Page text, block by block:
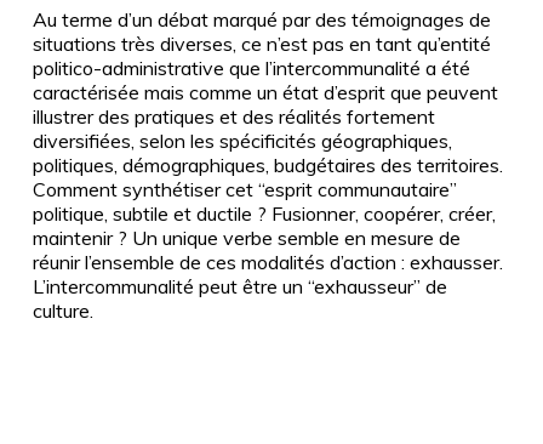
Au terme d’un débat marqué par des témoignages de
situations très diverses, ce n’est pas en tant qu’entité
politico-administrative que l’intercommunalité a été
caractérisée mais comme un état d’esprit que peuvent
illustrer des pratiques et des réalités fortement
diversifiées, selon les spécificités géographiques,
politiques, démographiques, budgétaires des territoires.
Comment synthétiser cet “esprit communautaire”
politique, subtile et ductile ? Fusionner, coopérer, créer,
maintenir ? Un unique verbe semble en mesure de
réunir l’ensemble de ces modalités d’action : exhausser.
L’intercommunalité peut être un “exhausseur” de
culture.